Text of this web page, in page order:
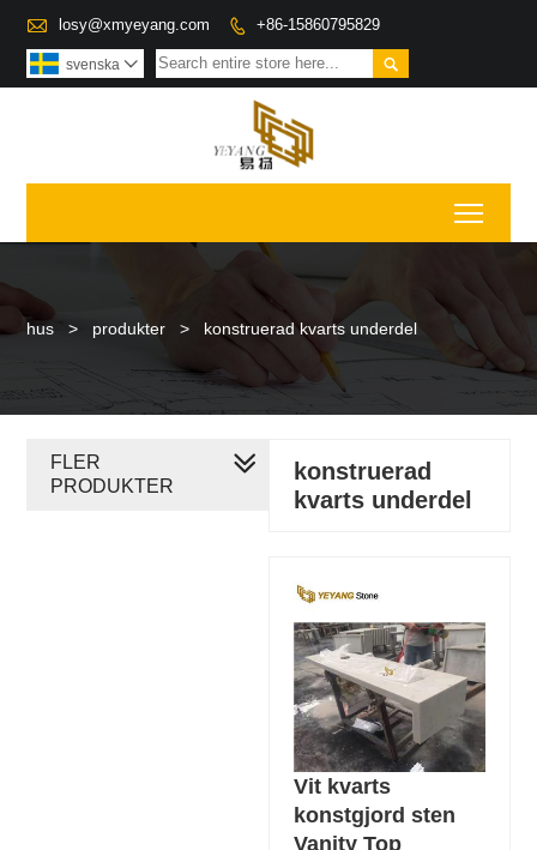
 losy@xmyeyang.com  +86-15860795829

svenska 
hus > produkter > konstruerad kvarts underdel
konstruerad
kvarts underdel
Vit kvarts
konstgjord sten
Vanity Top
FLER
PRODUKTER